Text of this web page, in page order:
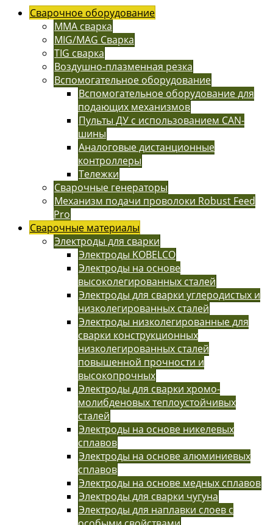
Сварочное оборудование
MMA сварка
MIG/MAG Сварка
TIG сварка
Воздушно-плазменная резка
Вспомогательное оборудование
Вспомогательное оборудование для
подающих механизмов
Пульты ДУ с использованием CAN-
шины
Аналоговые дистанционные
контроллеры
Тележки
Сварочные генераторы
Механизм подачи проволоки Robust Feed
Pro
Сварочные материалы
Электроды для сварки
Электроды KOBELCO
Электроды на основе
высоколегированных сталей
Электроды для сварки углеродистых и
низколегированных сталей
Электроды низколегированные для
сварки конструкционных
низколегированных сталей
повышенной прочности и
высокопрочных
Электроды для сварки хромо-
молибденовых теплоустойчивых
сталей
Электроды на основе никелевых
сплавов
Электроды на основе алюминиевых
сплавов
Электроды на основе медных сплавов
Электроды для сварки чугуна
Электроды для наплавки слоев с